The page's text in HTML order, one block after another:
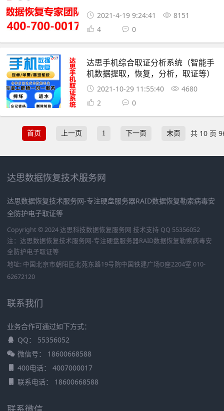
2021-4-19 9:24:41
8151
4
0
达思手机综合取证分析系统（智能手
机数据提取，恢复，分析，取证等）
2021-10-29 11:55:40
4680
2
0
首页 上一页 1 下一页 末页 共 10 页
达思数据恢复技术服务网
达思数据恢复技术服务网-专注硬盘服务器RAID数据恢复勒索病毒安
全防护电子取证等
Copyright © 2024 达思科技数据恢复服务网 技术支持 QQ 55356052
注：达思数据恢复技术服务网-专注硬盘服务器RAID数据恢复勒索病毒安
全防护电子取证等
地址: 中国北京市朝阳区北苑东路19号院中国铁建广场D座2204室 010-
62672120
联系我们
业务合作可通过如下方式：
QQ： 55356052
微信号： 18600668588
400电话： 4007000017
联系电话： 18600668588